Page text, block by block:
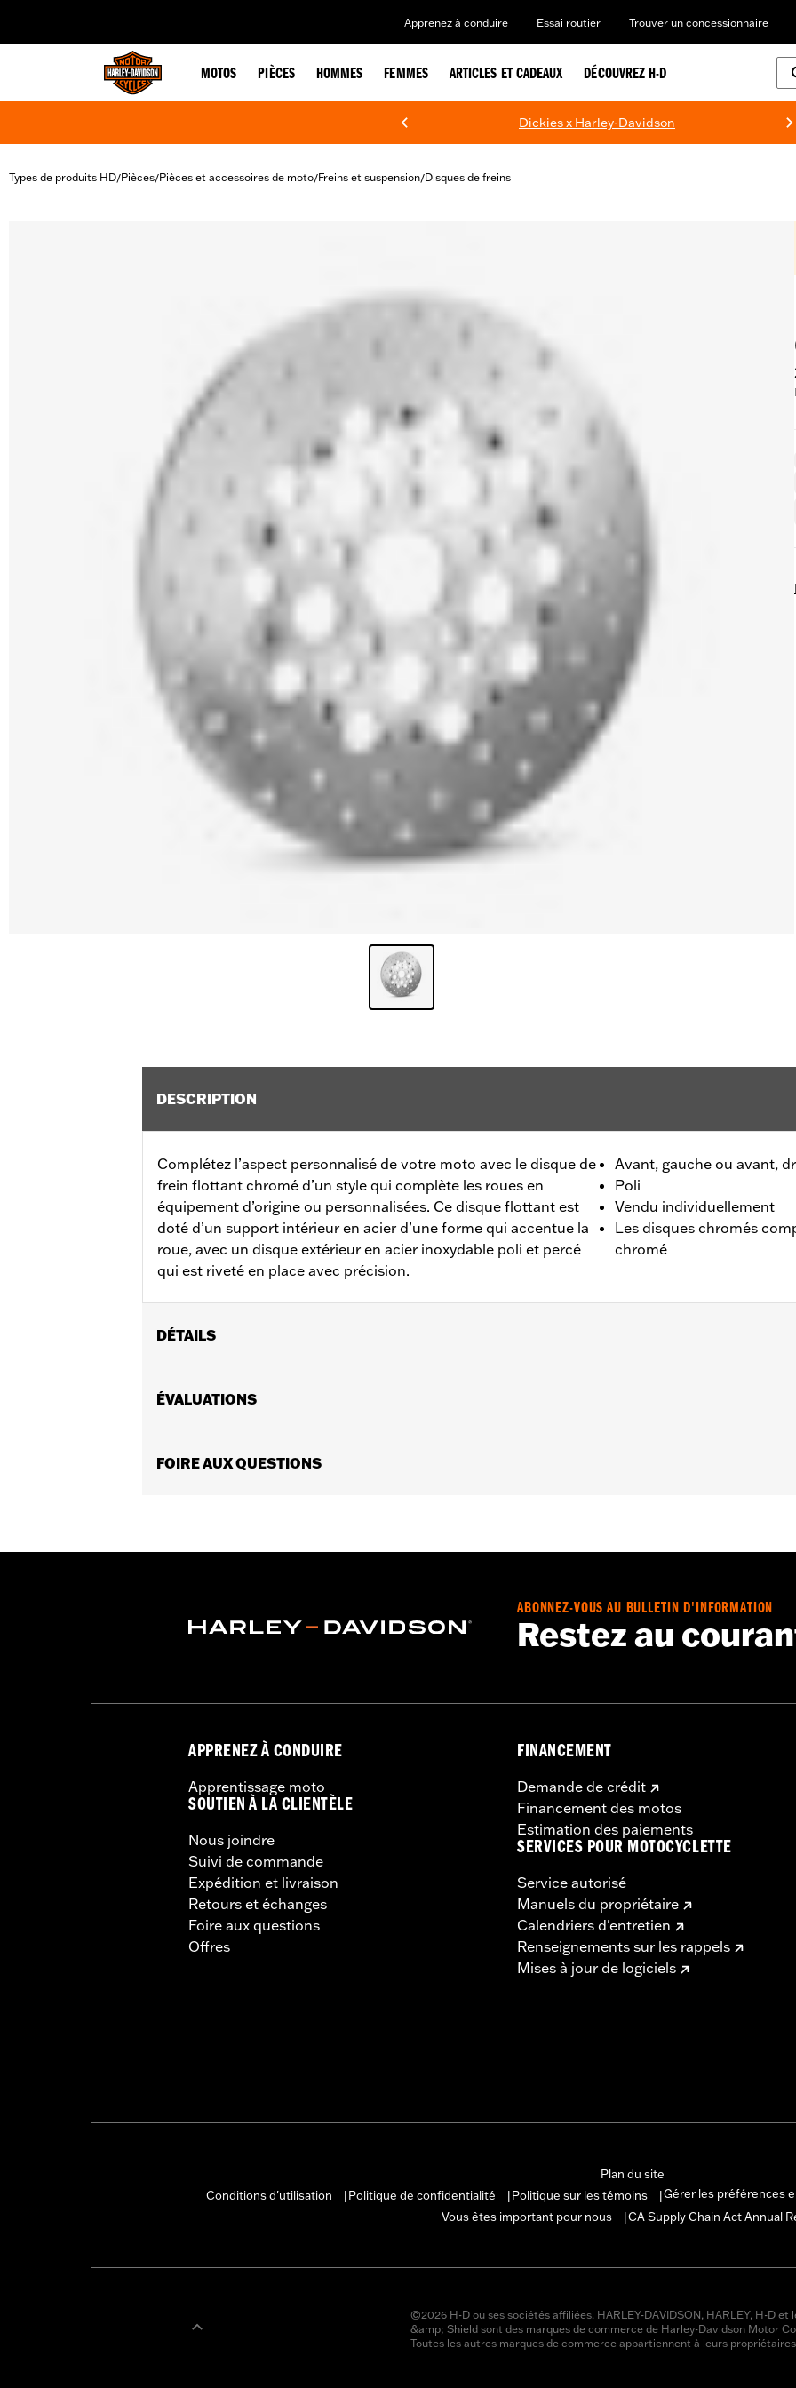
Apprenez à conduire Essai routier Trouver un concessionnaire
MOTOS PIÈCES HOMMES FEMMES ARTICLES ET CADEAUX DÉCOUVREZ H-D
Dickies x Harley-Davidson
Types de produits HD/Pièces/Pièces et accessoires de moto/Freins et suspension/Disques de freins
DESCRIPTION
Complétez l’aspect personnalisé de votre moto avec le disque de
frein flottant chromé d’un style qui complète les roues en
équipement d’origine ou personnalisées. Ce disque flottant est
doté d’un support intérieur en acier d’une forme qui accentue la
roue, avec un disque extérieur en acier inoxydable poli et percé
qui est riveté en place avec précision.
Avant, gauche ou avant,
Poli
Vendu individuellement
Les disques chromés
chromé
DÉTAILS
tourisme 2008 à 2025 (à l’exception des FLHXSE et FLTRXSE 2023 et après, des FLHX et
Instructions d’installation
Matériel:Acier
ÉVALUATIONS
FOIRE AUX QUESTIONS
ABONNEZ-VOUS AU BULLETIN D'INFORMATION
Restez au
APPRENEZ À CONDUIRE
Apprentissage moto
SOUTIEN À LA CLIENTÈLE
Nous joindre
Suivi de commande
Expédition et livraison
Retours et échanges
Foire aux questions
Offres
FINANCEMENT
Demande de crédit
Financement des motos
Estimation des paiements
SERVICES POUR MOTOCYCLETTE
Service autorisé
Manuels du propriétaire
Calendriers d'entretien
Renseignements sur les rappels
Mises à jour de logiciels
Plan du site
Conditions d'utilisation
Politique de confidentialité Politique sur les témoins
Gérer les préférences
Vous êtes important pour nous
CA Supply Chain Act Annual
©2026 H-D ou ses sociétés affiliées. HARLEY-DAVIDSON, HARLEY, H-D et
&amp; Shield sont des marques de commerce de Harley-Davidson Motor
Toutes les autres marques de commerce appartiennent à leurs